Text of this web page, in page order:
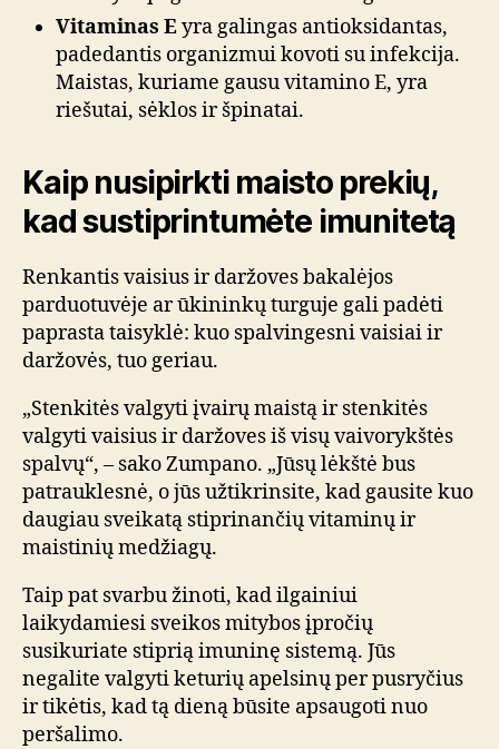
Vitaminas Eyra galingas antioksidantas,
padedantis organizmui kovoti su infekcija.
Maistas, kuriame gausu vitamino E, yra
riešutai, sėklos ir špinatai.
Kaip nusipirkti maisto prekių,
kad sustiprintumėte imunitetą
Renkantis vaisius ir daržoves bakalėjos
parduotuvėje ar ūkininkų turguje gali padėti
paprasta taisyklė: kuo spalvingesni vaisiai ir
daržovės, tuo geriau.
„Stenkitės valgyti įvairų maistą ir stenkitės
valgyti vaisius ir daržoves iš visų vaivorykštės
spalvų“, – sako Zumpano. „Jūsų lėkštė bus
patrauklesnė, o jūs užtikrinsite, kad gausite kuo
daugiau sveikatą stiprinančių vitaminų ir
maistinių medžiagų.
Taip pat svarbu žinoti, kad ilgainiui
laikydamiesi sveikos mitybos įpročių
susikuriate stiprią imuninę sistemą. Jūs
negalite valgyti keturių apelsinų per pusryčius
ir tikėtis, kad tą dieną būsite apsaugoti nuo
peršalimo.